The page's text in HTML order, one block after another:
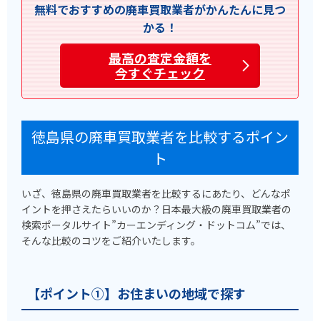
無料でおすすめの廃車買取業者がかんたんに見つ
かる！
最高の査定金額を
今すぐチェック
徳島県の廃車買取業者を比較するポイン
ト
いざ、徳島県の廃車買取業者を比較するにあたり、どんなポ
イントを押さえたらいいのか？日本最大級の廃車買取業者の
検索ポータルサイト”カーエンディング・ドットコム”では、
そんな比較のコツをご紹介いたします。
【ポイント①】お住まいの地域で探す